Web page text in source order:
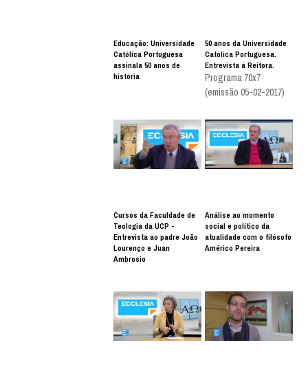
Educação: Universidade
Católica Portuguesa
assinala 50 anos de
história
50 anos da Universidade
Católica Portuguesa.
Entrevista à Reitora.
Programa 70x7
(emissão 05-02-2017)
Cursos da Faculdade de
Teologia da UCP -
Entrevista ao padre João
Lourenço e Juan
Ambrosio
Análise ao momento
social e político da
atualidade com o filósofo
Américo Pereira